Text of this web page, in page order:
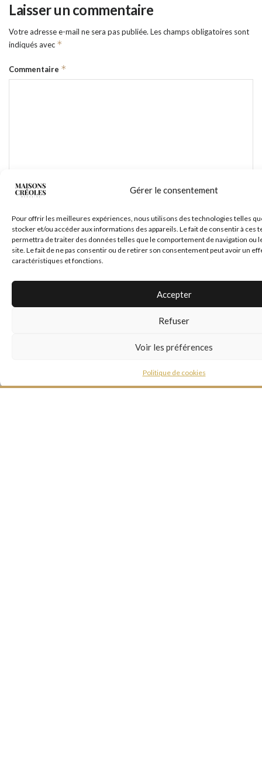
Gérer le consentement
Pour offrir les meilleures expériences, nous utilisons des technologies telles
stocker et/ou accéder aux informations des appareils. Le fait de consentir à ces
permettra de traiter des données telles que le comportement de navigation ou
site. Le fait de ne pas consentir ou de retirer son consentement peut avoir un
caractéristiques et fonctions.
Accepter
Refuser
Voir les préférences
Politique de cookies
Laisser un commentaire
Votre adresse e-mail ne sera pas publiée. Les champs obligatoires sont
indiqués avec *
Commentaire *
E-mail*